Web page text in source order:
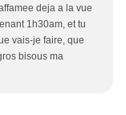
deja a la vue
1h30am, et tu
vais-je faire, que
bisous ma